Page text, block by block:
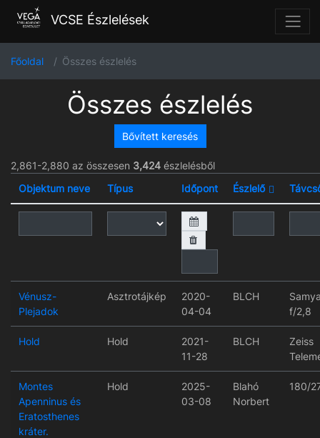
VCSE Észlelések
Főoldal Összes észlelés
Összes észlelés
Bővített keresés
2,861-2,880 az összesen 3,424 észlelésből
Objektum neve
Típus Időpont Észlelő
Vénusz-
Plejadok
Asztrotájkép
2020-
04-04
BLCH
f/2,8
Hold Hold
2021-
11-28
BLCH
Zeiss
Montes
Apenninus és
Eratosthenes
kráter.
Hold
2025-
03-08
Blahó
Norbert
180/